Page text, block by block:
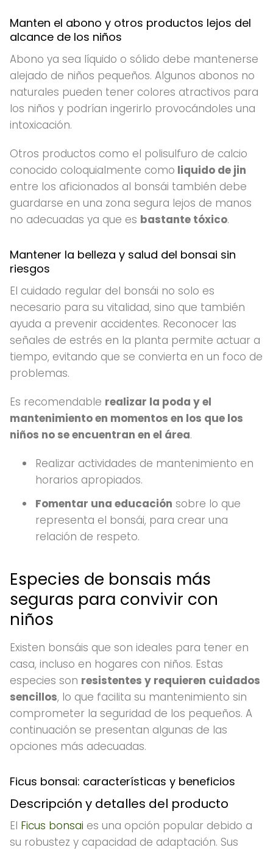
Manten el abono y otros productos lejos del
alcance de los niños
Abono ya sea líquido o sólido debe mantenerse
alejado de niños pequeños. Algunos abonos no
naturales pueden tener colores atractivos para
los niños y podrían ingerirlo provocándoles una
intoxicación.
Otros productos como el polisulfuro de calcio
conocido coloquialmente como liquido de jin
entre los aficionados al bonsái también debe
guardarse en una zona segura lejos de manos
no adecuadas ya que es bastante tóxico.
Mantener la belleza y salud del bonsai sin
riesgos
El cuidado regular del bonsái no solo es
necesario para su vitalidad, sino que también
ayuda a prevenir accidentes. Reconocer las
señales de estrés en la planta permite actuar a
tiempo, evitando que se convierta en un foco de
problemas.
Es recomendable realizar la poda y el
mantenimiento en momentos en los que los
niños no se encuentran en el área.
Realizar actividades de mantenimiento en
horarios apropiados.
Fomentar una educación sobre lo que
representa el bonsái, para crear una
relación de respeto.
Especies de bonsais más
seguras para convivir con
niños
Existen bonsáis que son ideales para tener en
casa, incluso en hogares con niños. Estas
especies son resistentes y requieren cuidados
sencillos, lo que facilita su mantenimiento sin
comprometer la seguridad de los pequeños. A
continuación se presentan algunas de las
opciones más adecuadas.
Ficus bonsai: características y beneficios
Descripción y detalles del producto
El Ficus bonsai es una opción popular debido a
su robustez y capacidad de adaptación. Sus